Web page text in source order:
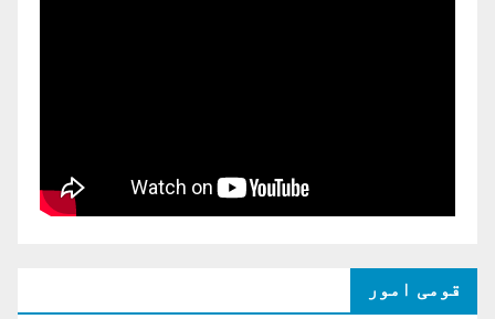
قومی امور